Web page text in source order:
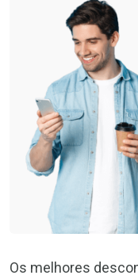
Os melhores